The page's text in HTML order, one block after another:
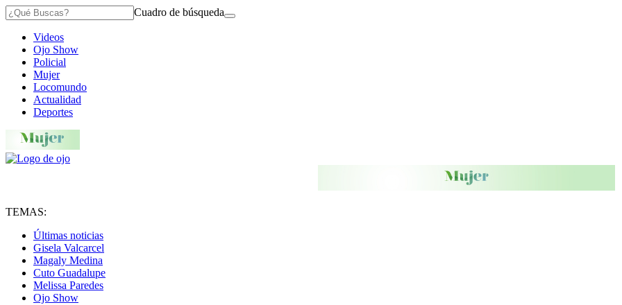
Cuadro de búsqueda
Videos
Ojo Show
Policial
Mujer
Locomundo
Actualidad
Deportes
TEMAS:
Últimas noticias
Gisela Valcarcel
Magaly Medina
Cuto Guadalupe
Melissa Paredes
Ojo Show